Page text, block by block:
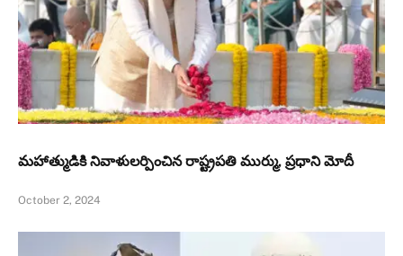
మహాత్ముడికి నివాళులర్పించిన రాష్ట్రపతి ముర్ము, ప్రధాని మోదీ
October 2, 2024